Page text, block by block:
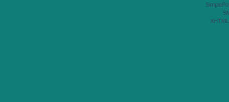
XHTML